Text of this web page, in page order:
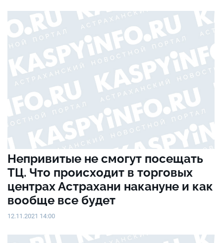
Непривитые не смогут посещать
ТЦ. Что происходит в торговых
центрах Астрахани накануне и как
вообще все будет
12.11.2021 14:00